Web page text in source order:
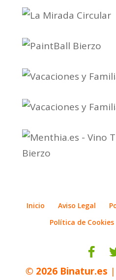
Inicio Aviso Legal
Política de Cookies
© 2026 Binatur.es